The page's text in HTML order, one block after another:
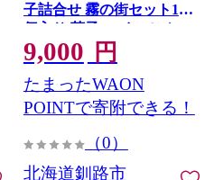
子詰合せ 霧の街セット12
個入り 菓子 スイーツ ケー
キ クッキー ロールケーキ
ブラウニー セット 詰め合
わせ あいちょう あいちょ
う釧路 老舗 ご当地 ローカ
気 おいしい 美味しい うま
9,000 円
たまったWAON
POINTで寄附できる！
（0）
北海道釧路市